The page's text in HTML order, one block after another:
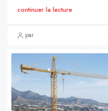
continuer la lecture
par